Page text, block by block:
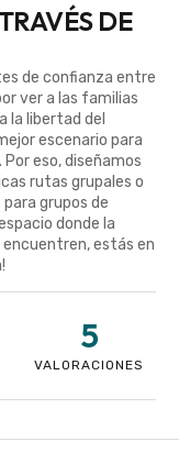
DE
de confianza entre
ver a las familias
la libertad del
escenario para
eso, diseñamos
rutas grupales o
grupos de
donde la
estás en
VALORACIONES
5